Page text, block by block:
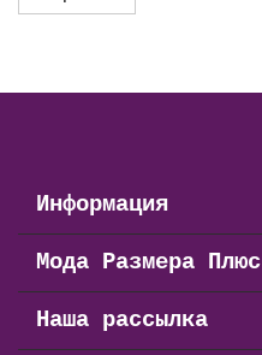
Информация
Мода Размера Плюс
Наша рассылка